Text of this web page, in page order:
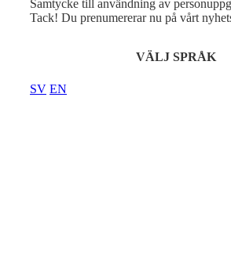
Samtycke till användning av
Tack! Du prenumererar nu på vårt
VÄLJ SPRÅK
SV EN